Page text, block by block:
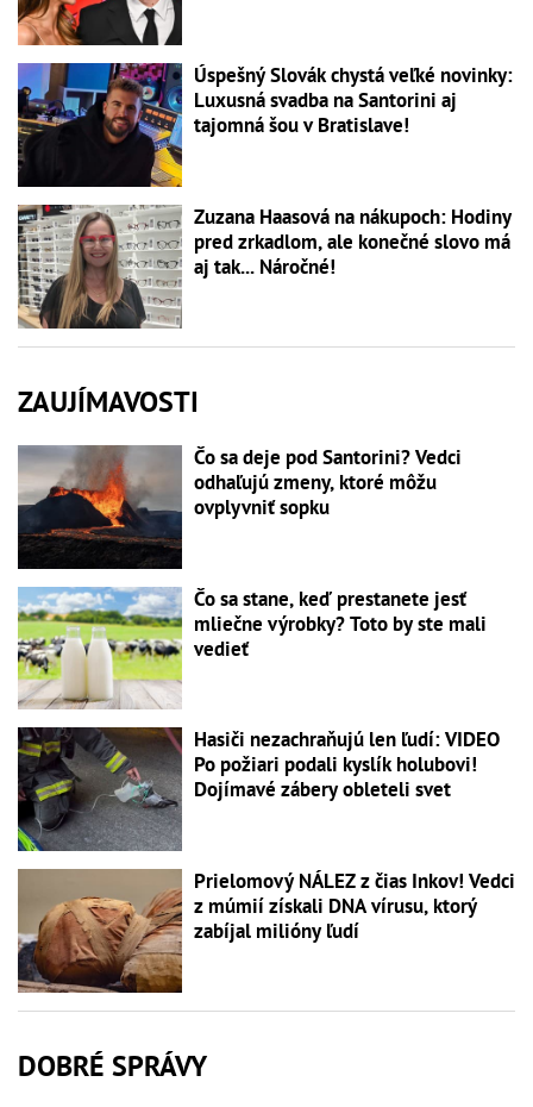
Úspešný Slovák chystá veľké novinky:
Luxusná svadba na Santorini aj
tajomná šou v Bratislave!
Zuzana Haasová na nákupoch: Hodiny
pred zrkadlom, ale konečné slovo má
aj tak... Náročné!
ZAUJÍMAVOSTI
Čo sa deje pod Santorini? Vedci
odhaľujú zmeny, ktoré môžu
ovplyvniť sopku
Čo sa stane, keď prestanete jesť
mliečne výrobky? Toto by ste mali
vedieť
Hasiči nezachraňujú len ľudí: VIDEO
Po požiari podali kyslík holubovi!
Dojímavé zábery obleteli svet
Prielomový NÁLEZ z čias Inkov! Vedci
z múmií získali DNA vírusu, ktorý
zabíjal milióny ľudí
DOBRÉ SPRÁVY